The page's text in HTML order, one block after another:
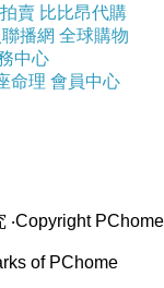
邊丟
揚自己網站
文章的友人
賣 比比昂代購
播網 全球購物
中心
命理 會員中心
‧Copyright PChome
of PChome